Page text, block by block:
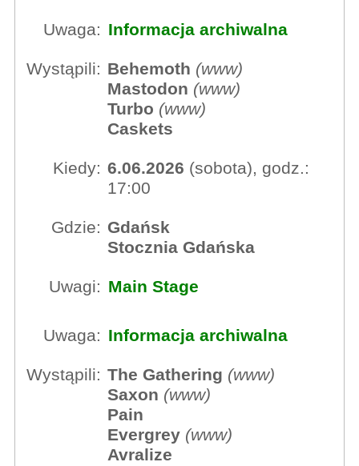
Uwaga: Informacja archiwalna
Wystąpili: Behemoth (www)
Mastodon (www)
Turbo (www)
Caskets
Kiedy: 6.06.2026 (sobota), godz.:
17:00
Gdzie: Gdańsk
Stocznia Gdańska
Uwagi: Main Stage
Uwaga: Informacja archiwalna
Wystąpili: The Gathering (www)
Saxon (www)
Pain
Evergrey (www)
Avralize